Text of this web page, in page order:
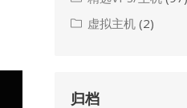
虚拟主机 (2)
归档